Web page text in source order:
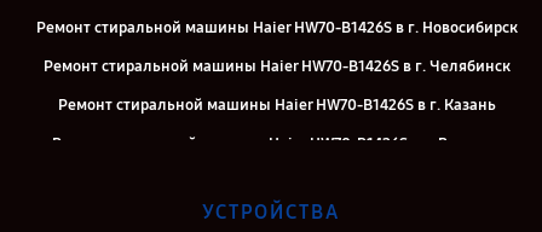
Ремонт стиральной машины Haier HW70-B1426S в г. Новосибирск
Ремонт стиральной машины Haier HW70-B1426S в г. Челябинск
Ремонт стиральной машины Haier HW70-B1426S в г. Казань
Ремонт стиральной машины Haier HW70-B1426S в г. Воронеж
Ремонт стиральной машины Haier HW70-B1426S в г. Самара
УСТРОЙСТВА